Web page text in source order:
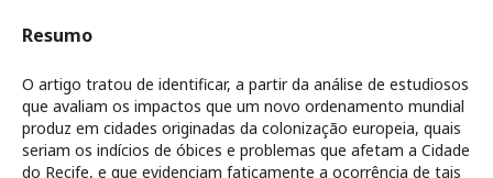
Resumo
O artigo tratou de identificar, a partir da análise de estudiosos
que avaliam os impactos que um novo ordenamento mundial
produz em cidades originadas da colonização europeia, quais
seriam os indícios de óbices e problemas que afetam a Cidade
do Recife, e que evidenciam faticamente a ocorrência de tais